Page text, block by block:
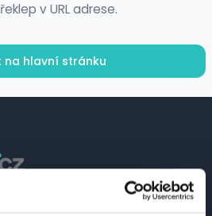
v URL adrese.
na hlavní stránku
pro hledání práce a talentů.